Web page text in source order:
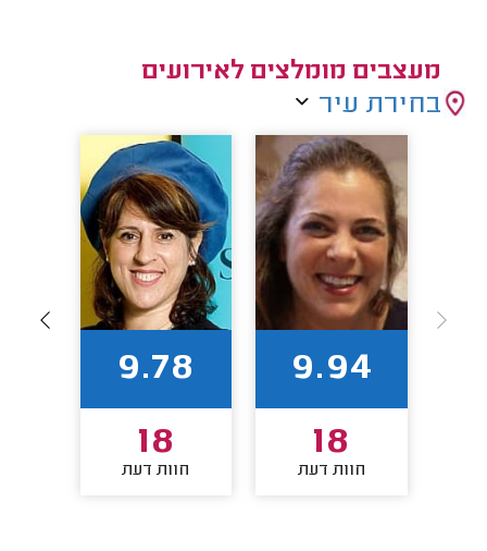
מעצבים מומלצים לאירועים
בחירת עיר
9.94
18
חוות דעת
9.78
18
חוות דעת